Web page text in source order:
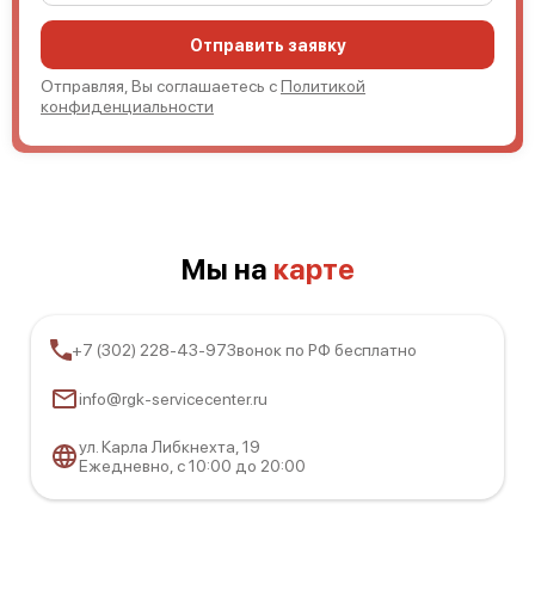
Отправить заявку
Отправляя, Вы соглашаетесь сПолитикой
конфиденциальности
Мы на карте
+7 (302) 228-43-97Звонок по РФ бесплатно
info@rgk-servicecenter.ru
ул. Карла Либкнехта, 19
Ежедневно, с 10:00 до 20:00